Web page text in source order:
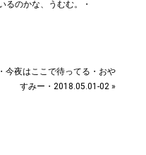
・今夜はここで待ってる・おや
すみー・2018.05.01-02 »